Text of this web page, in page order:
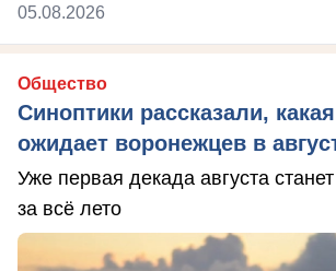
05.08.2026
Общество
Синоптики рассказали,
ожидает воронежцев в
Уже первая декада августа
за всё лето